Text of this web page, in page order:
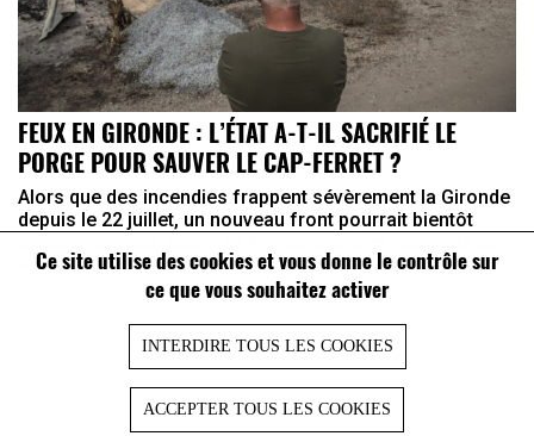
Ce site utilise des cookies et vous donne le contrôle sur
ce que vous souhaitez activer
INTERDIRE TOUS LES COOKIES
ACCEPTER TOUS LES COOKIES
FEUX EN GIRONDE : L’ÉTAT A-T-IL SACRIFIÉ LE
PORGE POUR SAUVER LE CAP-FERRET ?
Alors que des incendies frappent sévèrement la Gironde
depuis le 22 juillet, un nouveau front pourrait bientôt
Porge, village ravagé par les flammes, ont annoncé ...